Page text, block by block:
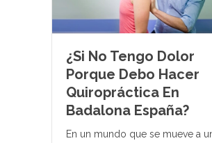
¿Si No Tengo Dolor
Porque Debo Hacer
Quiropráctica En
Badalona España?
En un mundo que se mueve a